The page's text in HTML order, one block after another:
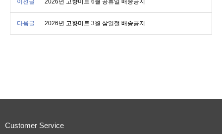
다음글 2026년 고향미트 3월 삼일절 배송공지
Customer Service